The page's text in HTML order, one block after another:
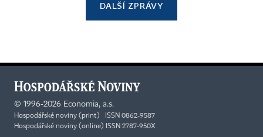
DALŠÍ ZPRÁVY
© 1996-2026 Economia, a.s.
Hospodářské noviny (print) ISSN 0862-9587
Hospodářské noviny (online) ISSN 2787-950X